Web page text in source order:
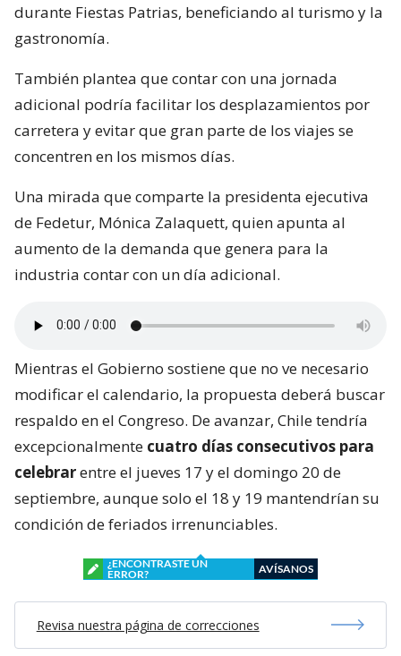
durante Fiestas Patrias, beneficiando al turismo y la
gastronomía.
También plantea que contar con una jornada
adicional podría facilitar los desplazamientos por
carretera y evitar que gran parte de los viajes se
concentren en los mismos días.
Una mirada que comparte la presidenta ejecutiva
de Fedetur, Mónica Zalaquett, quien apunta al
aumento de la demanda que genera para la
industria contar con un día adicional.
Mientras el Gobierno sostiene que no ve necesario
modificar el calendario, la propuesta deberá buscar
respaldo en el Congreso. De avanzar, Chile tendría
excepcionalmente cuatro días consecutivos para
celebrarentre el jueves 17 y el domingo 20 de
septiembre, aunque solo el 18 y 19 mantendrían su
condición de feriados irrenunciables.
¿ENCONTRASTE UN
ERROR?
AVÍSANOS
Revisa nuestra página de correcciones